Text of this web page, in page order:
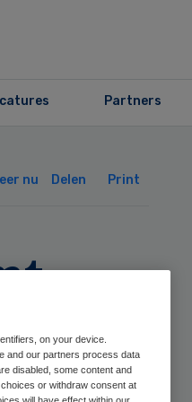
Partners
nu Delen Print
on your device.
and our partners process data
disabled, some content and
or withdraw consent at